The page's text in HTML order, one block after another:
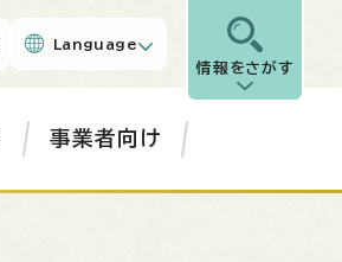
Language
情報をさがす
事業者向け